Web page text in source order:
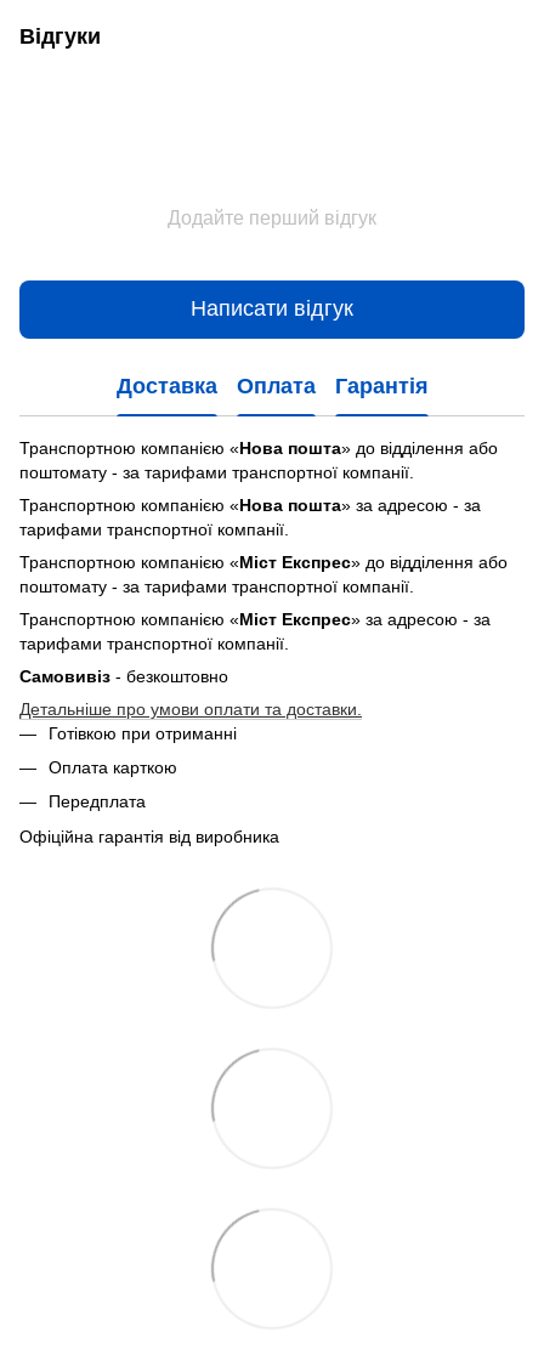
Відгуки
Додайте перший відгук
Написати відгук
Доставка Оплата Гарантія
Транспортною компанією «Нова пошта» до відділення або
поштомату - за тарифами транспортної компанії.
Транспортною компанією «Нова пошта» за адресою - за
тарифами транспортної компанії.
Транспортною компанією «Міст Експрес» до відділення або
поштомату - за тарифами транспортної компанії.
Транспортною компанією «Міст Експрес» за адресою - за
тарифами транспортної компанії.
Самовивіз - безкоштовно
Детальніше про умови оплати та доставки.
Готівкою при отриманні
Оплата карткою
Передплата
Офіційна гарантія від виробника